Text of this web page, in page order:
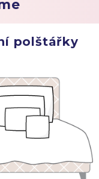
polštářky